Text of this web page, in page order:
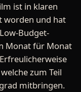
ist in klaren
worden und hat
Budget-
Monat für Monat
zum Teil
mitbringen.